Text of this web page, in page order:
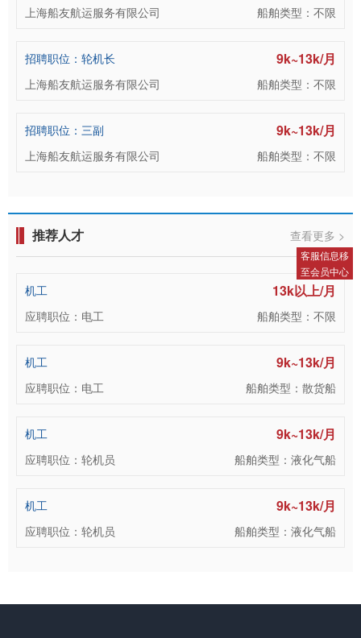
客服信息移
至会员中心
上海船友航运服务有限公司 船舶类型：不限
招聘职位：轮机长 9k~13k/月
上海船友航运服务有限公司 船舶类型：不限
招聘职位：三副 9k~13k/月
上海船友航运服务有限公司 船舶类型：不限
推荐人才 查看更多 >
机工 13k以上/月
应聘职位：电工 船舶类型：不限
机工 9k~13k/月
应聘职位：电工 船舶类型：散货船
机工 9k~13k/月
应聘职位：轮机员 船舶类型：液化气船
机工 9k~13k/月
应聘职位：轮机员 船舶类型：液化气船